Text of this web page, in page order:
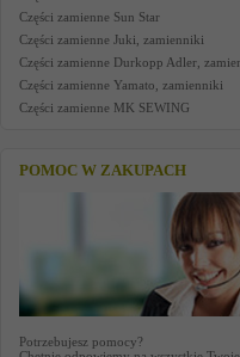
Części zamienne Sun Star
Części zamienne Juki, zamienniki
Części zamienne Durkopp Adler,
Części zamienne Yamato, zamienniki
Części zamienne MK SEWING
POMOC W ZAKUPACH
Potrzebujesz pomocy?